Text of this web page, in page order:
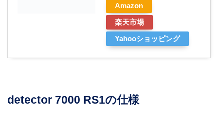
Amazon
楽天市場
Yahooショッピング
detector 7000 RS1の仕様